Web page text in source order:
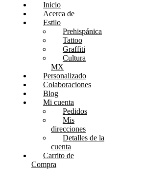
Inicio
Acerca de
Estilo
Prehispánica
Tattoo
Graffiti
Cultura
MX
Personalizado
Colaboraciones
Blog
Mi cuenta
Pedidos
Mis
direcciones
Detalles de la
cuenta
Carrito de
Compra